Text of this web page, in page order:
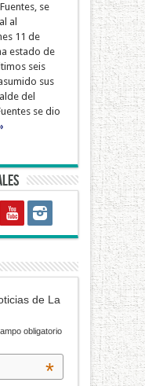
se
al
11 de
estado de
seis
sus
del
se dio
de La
obligatorio
*